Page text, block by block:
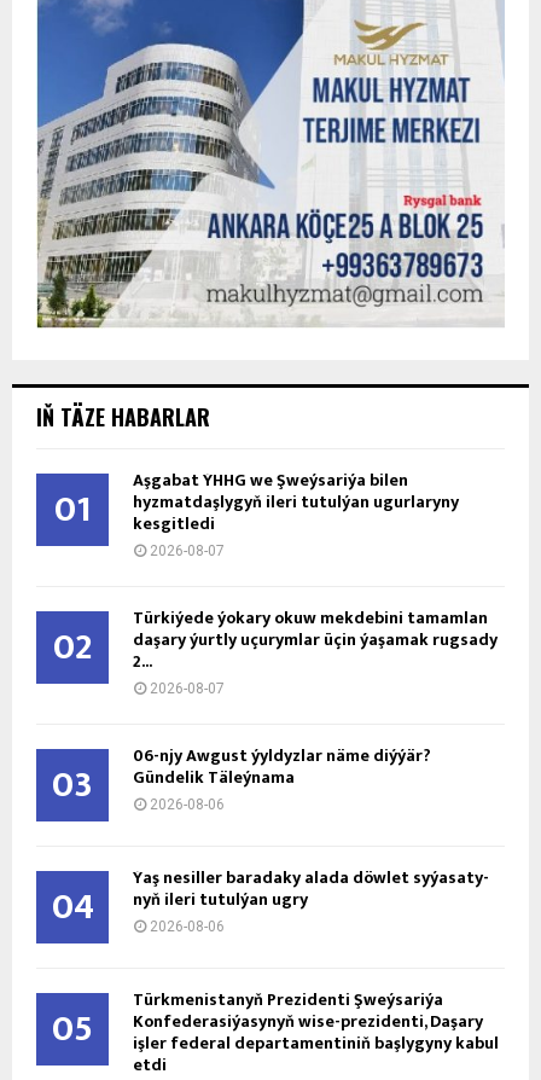
IŇ TÄZE HABARLAR
01 Aşgabat ÝHHG we Şweýsariýa bilen
hyzmatdaşlygyň ileri tutulýan ugurlaryny
kesgitledi
2026-08-07
02 Türkiýede ýokary okuw mekdebini tamamlan
daşary ýurtly uçurymlar üçin ýaşamak rugsady
2...
2026-08-07
03 06-njy Awgust ýyldyzlar näme diýýär?
Gündelik Täleýnama
2026-08-06
04 Ýaş ne­sil­ler ba­ra­da­ky ala­da döw­let sy­ýa­sa­ty­
nyň ile­ri tu­tul­ýan ug­ry
2026-08-06
05 Türkmenistanyň Prezidenti Şweýsariýa
Konfederasiýasynyň wise-prezidenti, Daşary
işler federal departamentiniň başlygyny kabul
etdi